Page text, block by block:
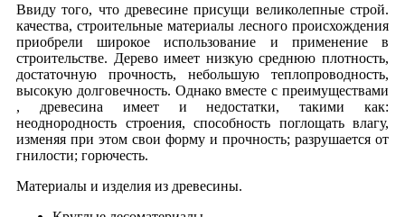
Ввиду того, что древесине присущи великолепные строй.
качества, строительные материалы лесного происхождения
приобрели широкое использование и применение в
строительстве. Дерево имеет низкую среднюю плотность,
достаточную прочность, небольшую теплопроводность,
высокую долговечность. Однако вместе с преимуществами
, древесина имеет и недостатки, такими как:
неоднородность строения, способность поглощать влагу,
изменяя при этом свои форму и прочность; разрушается от
гнилости; горючесть.
Материалы и изделия из древесины.